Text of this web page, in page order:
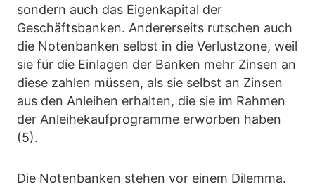
sondern auch das Eigenkapital der
Geschäftsbanken. Andererseits rutschen auch
die Notenbanken selbst in die Verlustzone, weil
sie für die Einlagen der Banken mehr Zinsen an
diese zahlen müssen, als sie selbst an Zinsen
aus den Anleihen erhalten, die sie im Rahmen
der Anleihekaufprogramme erworben haben
(5).
Die Notenbanken stehen vor einem Dilemma.